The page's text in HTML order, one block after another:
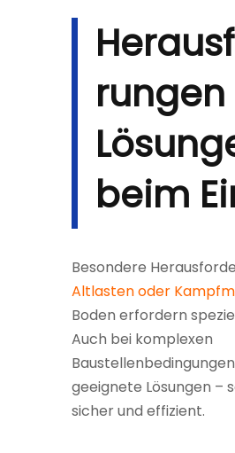
beim
Besondere
Altlasten oder
Boden erfordern
Auch bei komplexen
geeignete Lösungen –
sicher und effizient.